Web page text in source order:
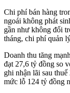
Chi phí bán hàng
ngoái không phát
gần như không đổi
tháng, chi phí quản
Doanh thu tăng
đạt 27,6 tỷ đồng so
ghi nhận lãi sau
mức lỗ 124 tỷ đồng